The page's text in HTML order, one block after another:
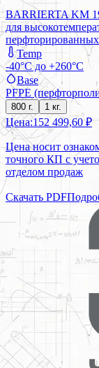
BARRIERTA KM
для
Temp
-40°C до +260°C
Base
PFPE
800 г. 1 кг.
Цена:152 499,60 ₽
Цена носит
точного КП с
отделом продаж
Скачать PDF